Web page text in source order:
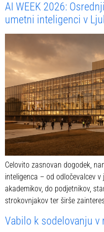
AI WEEK 2026:
umetni inteligenci v
Celovito zasnovan dogodek,
inteligenca – od odločevalcev
akademikov, do podjetnikov,
strokovnjakov ter širše
Vabilo k sodelovanju v